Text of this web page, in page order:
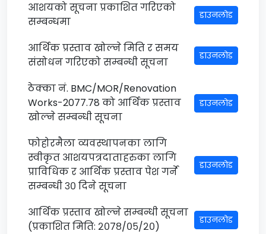
आशयको सूचना प्रकाशित गरिएको
सम्बन्धमा
डाउनलोड
आर्थिक प्रस्ताव खोल्ने मिति र समय
संसोधन गरिएको सम्बन्धी सूचना
डाउनलोड
ठेक्का नं. BMC/MOR/Renovation
Works-2077.78 को आर्थिक प्रस्ताव
खोल्ने सम्बन्धी सूचना
डाउनलोड
फोहोरमैला व्यवस्थापनका लागि
स्वीकृत आशयपत्रदाताहरुका लागि
प्राविधिक र आर्थिक प्रस्ताव पेश गर्ने
सम्बन्धी ३० दिने सूचना
डाउनलोड
आर्थिक प्रस्ताव खोल्ने सम्बन्धी सूचना
(प्रकाशित मिति: २०७८/०५/२०)
डाउनलोड